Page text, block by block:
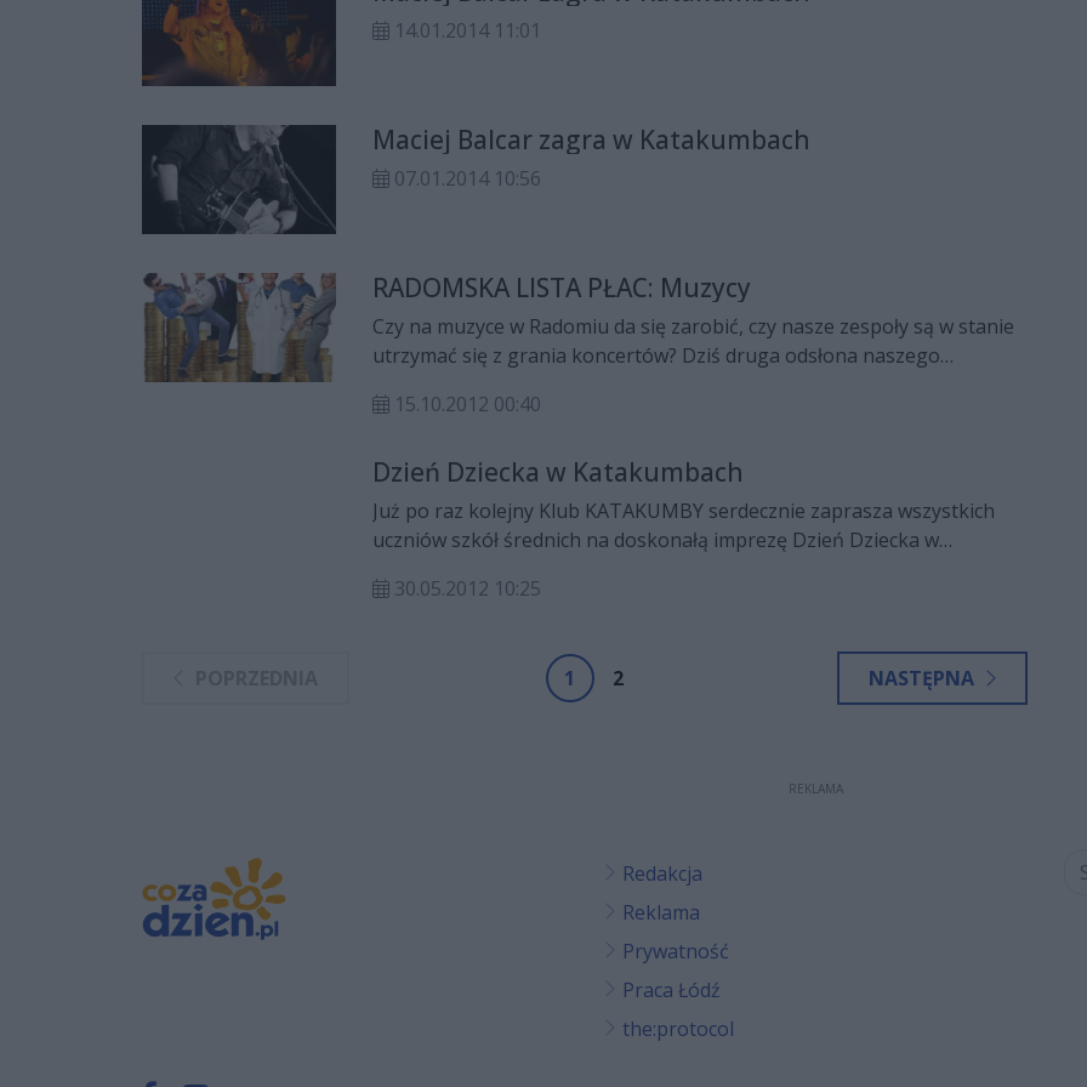
14.01.2014 11:01
Maciej Balcar zagra w Katakumbach
07.01.2014 10:56
RADOMSKA LISTA PŁAC: Muzycy
Czy na muzyce w Radomiu da się zarobić, czy nasze zespoły są w stanie
utrzymać się z grania koncertów? Dziś druga odsłona naszego
zawodowych w Radomiu. Poprzedni tekst dotyczył policjantów i
15.10.2012 00:40
Dzień Dziecka w Katakumbach
Już po raz kolejny Klub KATAKUMBY serdecznie zaprasza wszystkich
uczniów szkół średnich na doskonałą imprezę Dzień Dziecka w
30.05.2012 10:25
1 2 NASTĘPNA
REKLAMA
Redakcja
Reklama
Prywatność
Praca Łódź
the:protocol